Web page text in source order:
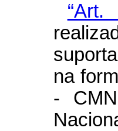
“Art.
na
-